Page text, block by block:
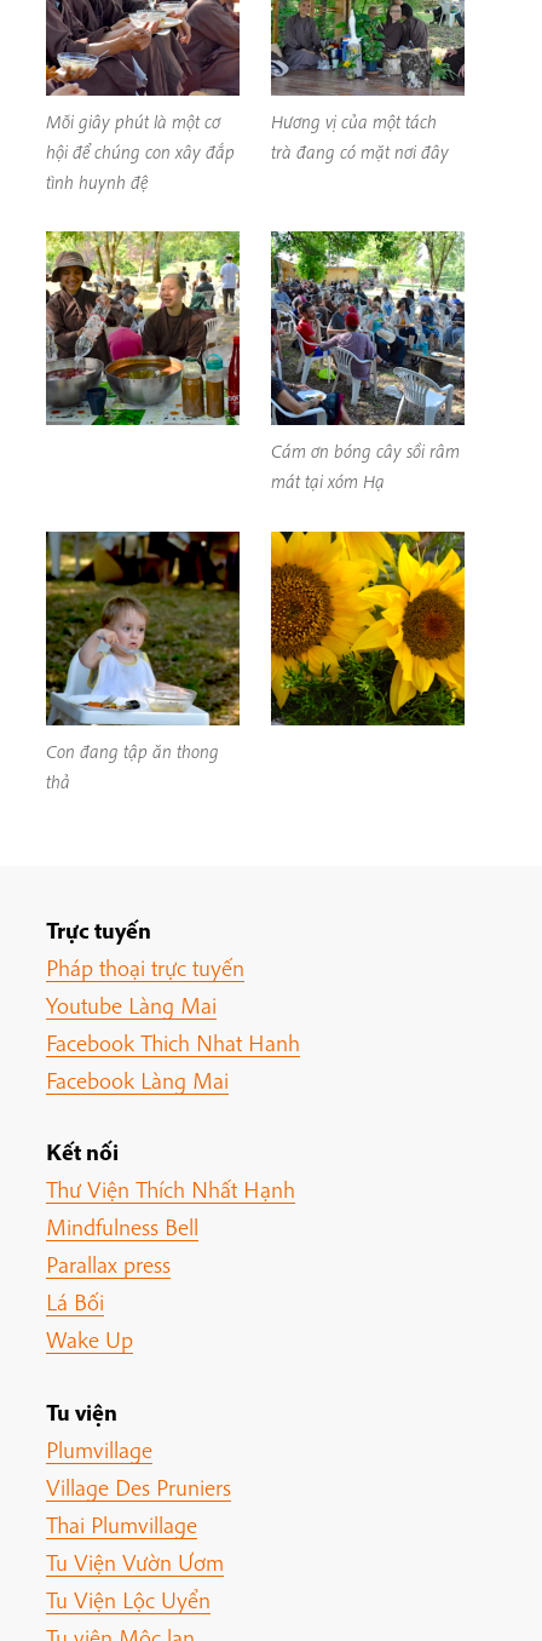
Mỗi giây phút là một cơ
hội để chúng con xây đắp
tình huynh đệ
Hương vị của một tách
trà đang có mặt nơi đây
Cám ơn bóng cây sồi râm
mát tại xóm Hạ
Con đang tập ăn thong
thả
Trực tuyến
Pháp thoại trực tuyến
Youtube Làng Mai
Facebook Thich Nhat Hanh
Facebook Làng Mai
Kết nối
Thư Viện Thích Nhất Hạnh
Mindfulness Bell
Parallax press
Lá Bối
Wake Up
Tu viện
Plumvillage
Village Des Pruniers
Thai Plumvillage
Tu Viện Vườn Ươm
Tu Viện Lộc Uyển